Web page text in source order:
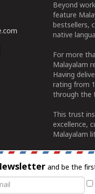
Beyond
feature
bestsellers,
native
For more
Malayalam
Having
rating from
through the
This trust
excellence,
Malayalam
and be the